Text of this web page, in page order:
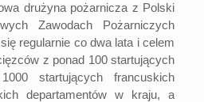
drużyna pożarnicza z Polski
Zawodach Pożarniczych
regularnie co dwa lata i celem
z ponad 100 startujących
startujących francuskich
departamentów w kraju, a